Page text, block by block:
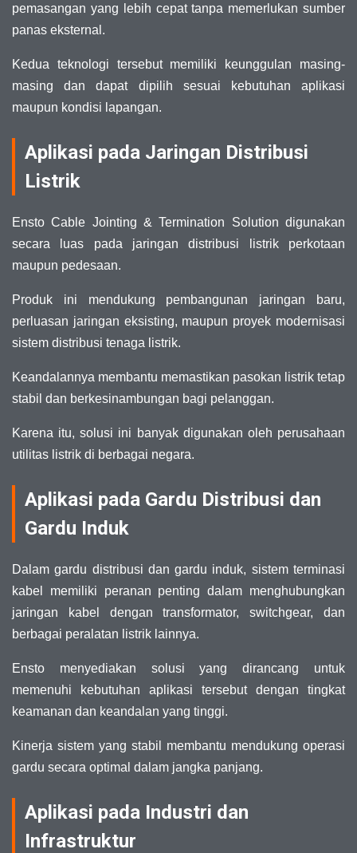
pemasangan yang lebih cepat tanpa memerlukan sumber
panas eksternal.
Kedua teknologi tersebut memiliki keunggulan masing-
masing dan dapat dipilih sesuai kebutuhan aplikasi
maupun kondisi lapangan.
Aplikasi pada Jaringan Distribusi
Listrik
Ensto Cable Jointing & Termination Solution digunakan
secara luas pada jaringan distribusi listrik perkotaan
maupun pedesaan.
Produk ini mendukung pembangunan jaringan baru,
perluasan jaringan eksisting, maupun proyek modernisasi
sistem distribusi tenaga listrik.
Keandalannya membantu memastikan pasokan listrik tetap
stabil dan berkesinambungan bagi pelanggan.
Karena itu, solusi ini banyak digunakan oleh perusahaan
utilitas listrik di berbagai negara.
Aplikasi pada Gardu Distribusi dan
Gardu Induk
Dalam gardu distribusi dan gardu induk, sistem terminasi
kabel memiliki peranan penting dalam menghubungkan
jaringan kabel dengan transformator, switchgear, dan
berbagai peralatan listrik lainnya.
Ensto menyediakan solusi yang dirancang untuk
memenuhi kebutuhan aplikasi tersebut dengan tingkat
keamanan dan keandalan yang tinggi.
Kinerja sistem yang stabil membantu mendukung operasi
gardu secara optimal dalam jangka panjang.
Aplikasi pada Industri dan
Infrastruktur